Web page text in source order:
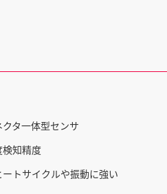
タ一体型センサ
検知精度
トサイクルや振動に強い